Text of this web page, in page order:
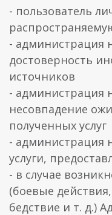
- пользователь
- администрация
достоверность
источников
- администрация
несовпадение
полученных услуг
- администрация
услуги,
- в случае
(боевые
бедствие и т. д.)